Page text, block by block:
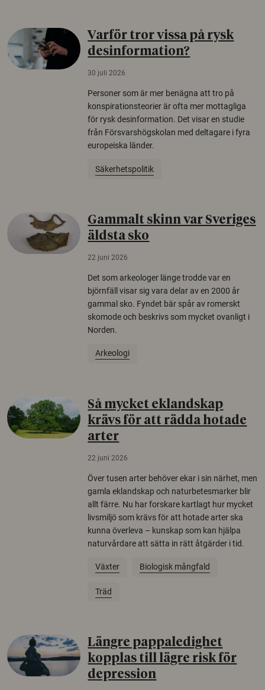
Varför tror vissa på rysk
desinformation?
30 juli 2026
Personer som är mer benägna att tro på
konspirationsteorier är ofta mer mottagliga
för rysk desinformation. Det visar en studie
från Försvarshögskolan med deltagare i fyra
europeiska länder.
Säkerhetspolitik
Gammalt skinn var Sveriges
äldsta sko
22 juni 2026
Det som arkeologer länge trodde var en
björnfäll visar sig vara delar av en 2000 år
gammal sko. Fyndet bär spår av romerskt
skomode och beskrivs som mycket ovanligt i
Norden.
Arkeologi
Så mycket eklandskap
krävs för att rädda hotade
arter
22 juni 2026
Över tusen arter behöver ekar i sin närhet, men
gamla eklandskap och naturbetesmarker blir
allt färre. Nu har forskare kartlagt hur mycket
livsmiljö som krävs för att hotade arter ska
kunna överleva – kunskap som kan hjälpa
naturvårdare att sätta in rätt åtgärder i tid.
Växter Biologisk mångfald
Träd
Längre pappaledighet
kopplas till lägre risk för
depression